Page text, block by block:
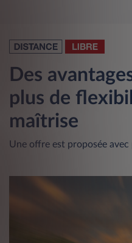
Des
plus de
maîtrise
Une offre est proposée avec